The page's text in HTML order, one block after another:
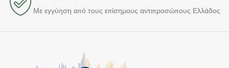
Με εγγύηση από τους επίσημους αντιπροσώπους Ελλάδος